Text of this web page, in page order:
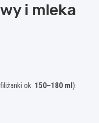
i mleka
ok. 150–180 ml):